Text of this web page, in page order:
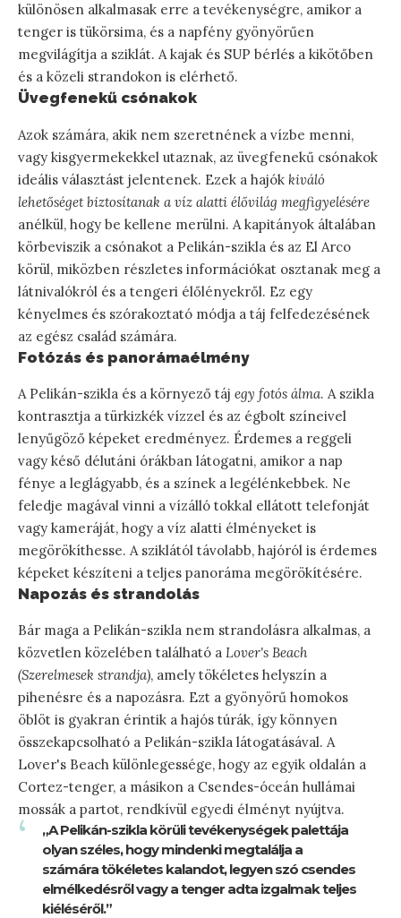
különösen alkalmasak erre a tevékenységre, amikor a
tenger is tükörsima, és a napfény gyönyörűen
megvilágítja a sziklát. A kajak és SUP bérlés a kikötőben
és a közeli strandokon is elérhető.
Üvegfenekű csónakok
Azok számára, akik nem szeretnének a vízbe menni,
vagy kisgyermekekkel utaznak, az üvegfenekű csónakok
ideális választást jelentenek. Ezek a hajók kiváló
lehetőséget biztosítanak a víz alatti élővilág megfigyelésére
anélkül, hogy be kellene merülni. A kapitányok általában
körbeviszik a csónakot a Pelikán-szikla és az El Arco
körül, miközben részletes információkat osztanak meg a
látnivalókról és a tengeri élőlényekről. Ez egy
kényelmes és szórakoztató módja a táj felfedezésének
az egész család számára.
Fotózás és panorámaélmény
A Pelikán-szikla és a környező táj egy fotós álma. A szikla
kontrasztja a türkizkék vízzel és az égbolt színeivel
lenyűgöző képeket eredményez. Érdemes a reggeli
vagy késő délutáni órákban látogatni, amikor a nap
fénye a leglágyabb, és a színek a legélénkebbek. Ne
feledje magával vinni a vízálló tokkal ellátott telefonját
vagy kameráját, hogy a víz alatti élményeket is
megörökíthesse. A sziklától távolabb, hajóról is érdemes
képeket készíteni a teljes panoráma megörökítésére.
Napozás és strandolás
Bár maga a Pelikán-szikla nem strandolásra alkalmas, a
közvetlen közelében található a Lover's Beach
(Szerelmesek strandja), amely tökéletes helyszín a
pihenésre és a napozásra. Ezt a gyönyörű homokos
öblöt is gyakran érintik a hajós túrák, így könnyen
összekapcsolható a Pelikán-szikla látogatásával. A
Lover's Beach különlegessége, hogy az egyik oldalán a
Cortez-tenger, a másikon a Csendes-óceán hullámai
mossák a partot, rendkívül egyedi élményt nyújtva.
„A Pelikán-szikla körüli tevékenységek palettája
olyan széles, hogy mindenki megtalálja a
számára tökéletes kalandot, legyen szó csendes
elmélkedésről vagy a tenger adta izgalmak teljes
kiéléséről.”